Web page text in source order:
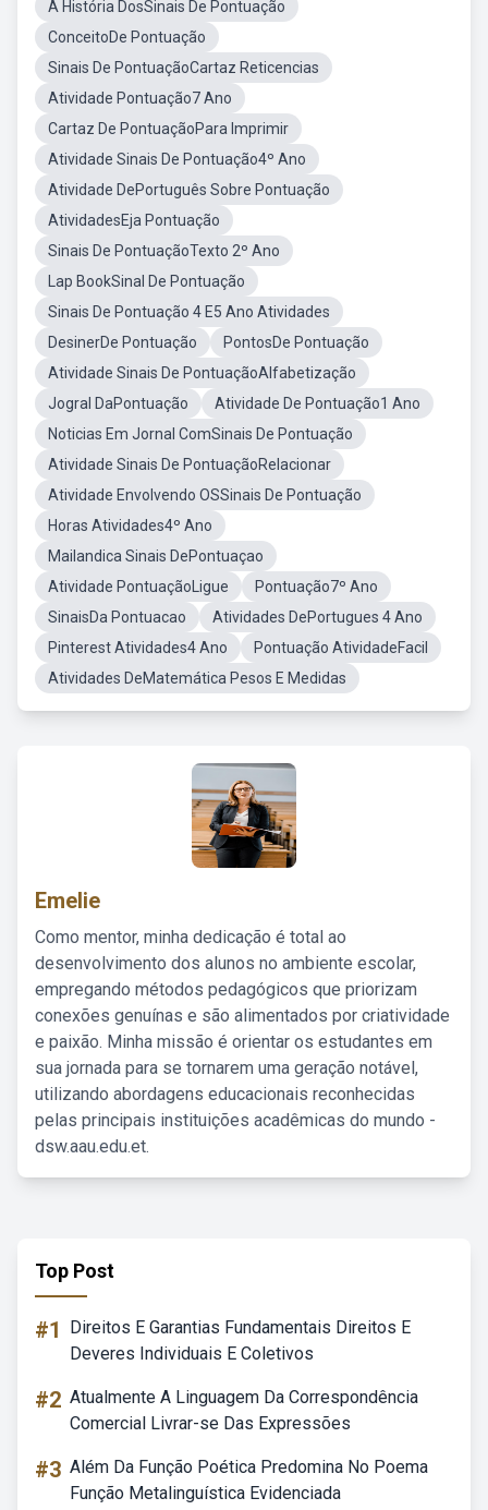
A História DosSinais De Pontuação
ConceitoDe Pontuação
Sinais De PontuaçãoCartaz Reticencias
Atividade Pontuação7 Ano
Cartaz De PontuaçãoPara Imprimir
Atividade Sinais De Pontuação4º Ano
Atividade DePortuguês Sobre Pontuação
AtividadesEja Pontuação
Sinais De PontuaçãoTexto 2º Ano
Lap BookSinal De Pontuação
Sinais De Pontuação 4 E5 Ano Atividades
DesinerDe Pontuação
PontosDe Pontuação
Atividade Sinais De PontuaçãoAlfabetização
Jogral DaPontuação
Atividade De Pontuação1 Ano
Noticias Em Jornal ComSinais De Pontuação
Atividade Sinais De PontuaçãoRelacionar
Atividade Envolvendo OSSinais De Pontuação
Horas Atividades4º Ano
Mailandica Sinais DePontuaçao
Atividade PontuaçãoLigue
Pontuação7º Ano
SinaisDa Pontuacao
Atividades DePortugues 4 Ano
Pinterest Atividades4 Ano
Pontuação AtividadeFacil
Atividades DeMatemática Pesos E Medidas
Emelie
Como mentor, minha dedicação é total ao
desenvolvimento dos alunos no ambiente escolar,
empregando métodos pedagógicos que priorizam
conexões genuínas e são alimentados por criatividade
e paixão. Minha missão é orientar os estudantes em
sua jornada para se tornarem uma geração notável,
utilizando abordagens educacionais reconhecidas
pelas principais instituições acadêmicas do mundo -
dsw.aau.edu.et.
Top Post
#1
Direitos E Garantias Fundamentais Direitos E
Deveres Individuais E Coletivos
#2 Atualmente A Linguagem Da Correspondência
Comercial Livrar-se Das Expressões
#3 Além Da Função Poética Predomina No Poema
Função Metalinguística Evidenciada